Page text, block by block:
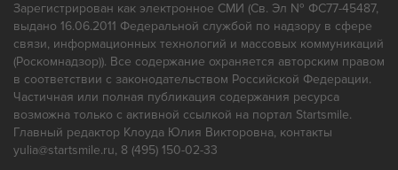
Да
Нет
Пожалуйста, напишите ваш отзыв о враче:
Ваше имя:
Зарегистрирован как электронное СМИ (Св. Эл № ФС77-45487,
выдано 16.06.2011 Федеральной службой по надзору в сфере
связи, информационных технологий и массовых коммуникаций
(Роскомнадзор)). Все содержание охраняется авторским правом
в соответствии с законодательством Российской Федерации.
Частичная или полная публикация содержания ресурса
возможна только с активной ссылкой на портал Startsmile.
Главный редактор Клоуда Юлия Викторовна, контакты
yulia@startsmile.ru, 8 (495) 150-02-33